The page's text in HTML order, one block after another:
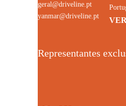
geral@driveline.pt
yanmar@driveline.pt
Representantes